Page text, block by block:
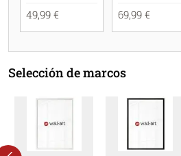
49,99 € 69,99 €
Selección de marcos